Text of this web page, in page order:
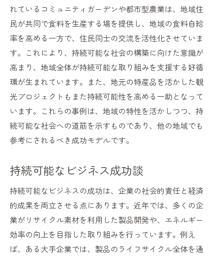
れているコミュニティガーデンや都市型農業は、地域住
民が共同で食料を生産する場を提供し、地域の食料自給
率を高める一方で、住民同士の交流を活性化させていま
す。これにより、持続可能な社会の構築に向けた意識が
高まり、地域全体が持続可能な取り組みを支援する好循
環が生まれています。また、地元の特産品を活かした観
光プロジェクトもまた持続可能性を高める一助となって
います。これらの事例は、地域の特性を活かしつつ、持
続可能な社会への道筋を示すものであり、他の地域でも
参考にされるべき成功モデルです。
持続可能なビジネス成功談
持続可能なビジネスの成功は、企業の社会的責任と経済
的成果を両立させる点にあります。近年では、多くの企
業がリサイクル素材を利用した製品開発や、エネルギー
効率の向上を目指した取り組みを行っています。例え
ば、ある大手企業では、製品のライフサイクル全体を通